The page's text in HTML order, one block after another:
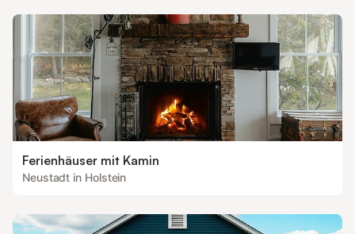
Ferienhäuser mit Kamin
Neustadt in Holstein